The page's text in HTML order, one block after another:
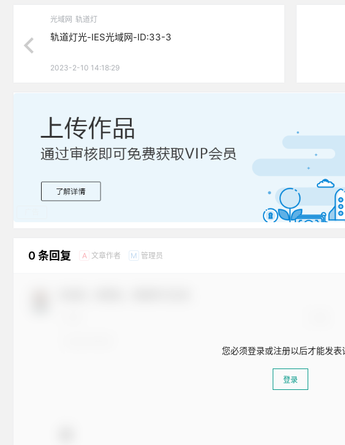
光域网 轨道灯
轨道灯光-IES光域网-ID:33-3
2023-2-10 14:18:29
0 条回复 A 文章作者 M 管理员
您必须登录或注册以后才能发表
登录